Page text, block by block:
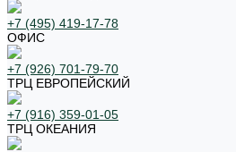
+7 (495) 419-17-78
ОФИС
+7 (926) 701-79-70
ТРЦ ЕВРОПЕЙСКИЙ
+7 (916) 359-01-05
ТРЦ ОКЕАНИЯ